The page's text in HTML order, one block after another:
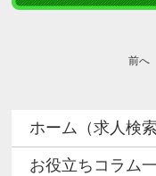
前へ
ホーム（求人検
お役立ちコラム